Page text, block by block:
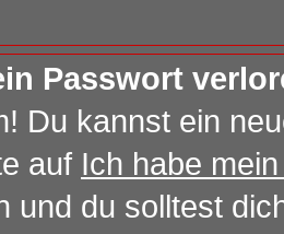
Passwort
Du kannst ein
auf Ich habe
und du solltest